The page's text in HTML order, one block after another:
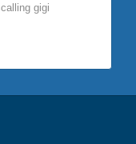
gigi